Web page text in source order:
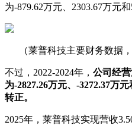
为-879.62万元、2303.67万元
（莱普科技主要财务数据
不过，2022-2024年， 公司经
为-2827.26万元、-3272.37万
转正。
2025年，莱普科技实现营收